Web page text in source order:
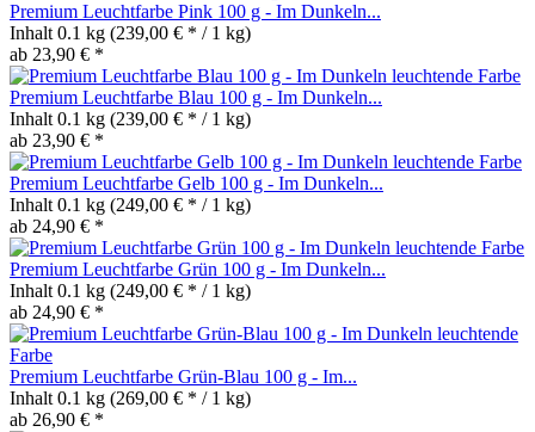
Premium Leuchtfarbe Pink 100 g - Im Dunkeln...
Inhalt 0.1 kg (239,00 € * / 1 kg)
ab 23,90 € *
Premium Leuchtfarbe Blau 100 g - Im Dunkeln...
Inhalt 0.1 kg (239,00 € * / 1 kg)
ab 23,90 € *
Premium Leuchtfarbe Gelb 100 g - Im Dunkeln...
Inhalt 0.1 kg (249,00 € * / 1 kg)
ab 24,90 € *
Premium Leuchtfarbe Grün 100 g - Im Dunkeln...
Inhalt 0.1 kg (249,00 € * / 1 kg)
ab 24,90 € *
Premium Leuchtfarbe Grün-Blau 100 g - Im...
Inhalt 0.1 kg (269,00 € * / 1 kg)
ab 26,90 € *